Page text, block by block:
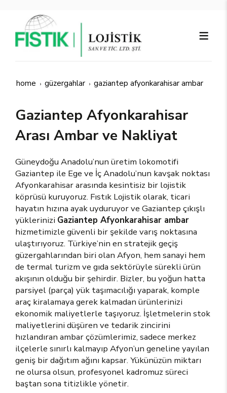
home güzergahlar gaziantep afyonkarahisar ambar
Gaziantep Afyonkarahisar
Arası Ambar ve Nakliyat
Güneydoğu Anadolu’nun üretim lokomotifi
Gaziantep ile Ege ve İç Anadolu’nun kavşak noktası
Afyonkarahisar arasında kesintisiz bir lojistik
köprüsü kuruyoruz. Fıstık Lojistik olarak, ticari
hayatın hızına ayak uyduruyor ve Gaziantep çıkışlı
yüklerinizi Gaziantep Afyonkarahisar ambar
hizmetimizle güvenli bir şekilde varış noktasına
ulaştırıyoruz. Türkiye’nin en stratejik geçiş
güzergahlarından biri olan Afyon, hem sanayi hem
de termal turizm ve gıda sektörüyle sürekli ürün
akışının olduğu bir şehirdir. Bizler, bu yoğun hatta
parsiyel (parça) yük taşımacılığı yaparak, komple
araç kiralamaya gerek kalmadan ürünlerinizi
ekonomik maliyetlerle taşıyoruz. İşletmelerin stok
maliyetlerini düşüren ve tedarik zincirini
hızlandıran ambar çözümlerimiz, sadece merkez
ilçelerle sınırlı kalmayıp Afyon’un geneline yayılan
geniş bir dağıtım ağını kapsar. Yükünüzün miktarı
ne olursa olsun, profesyonel kadromuz süreci
baştan sona titizlikle yönetir.